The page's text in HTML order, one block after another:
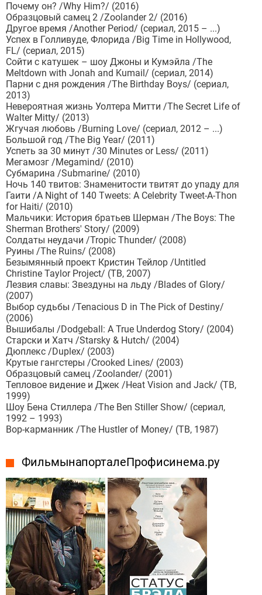
Почему он? /Why Him?/ (2016)
Образцовый самец 2 /Zoolander 2/ (2016)
Другое время /Another Period/ (сериал, 2015 – ...)
Успех в Голливуде, Флорида /Big Time in Hollywood,
FL/ (сериал, 2015)
Сойти с катушек – шоу Джоны и Кумэйла /The
Meltdown with Jonah and Kumail/ (сериал, 2014)
Парни с дня рождения /The Birthday Boys/ (сериал,
2013)
Невероятная жизнь Уолтера Митти /The Secret Life of
Walter Mitty/ (2013)
Жгучая любовь /Burning Love/ (сериал, 2012 – ...)
Большой год /The Big Year/ (2011)
Успеть за 30 минут /30 Minutes or Less/ (2011)
Мегамозг /Megamind/ (2010)
Субмарина /Submarine/ (2010)
Ночь 140 твитов: Знаменитости твитят до упаду для
Гаити /A Night of 140 Tweets: A Celebrity Tweet-A-Thon
for Haiti/ (2010)
Мальчики: История братьев Шерман /The Boys: The
Sherman Brothers' Story/ (2009)
Солдаты неудачи /Tropic Thunder/ (2008)
Руины /The Ruins/ (2008)
Безымянный проект Кристин Тейлор /Untitled
Christine Taylor Project/ (ТВ, 2007)
Лезвия славы: Звездуны на льду /Blades of Glory/
(2007)
Выбор судьбы /Tenacious D in The Pick of Destiny/
(2006)
Вышибалы /Dodgeball: A True Underdog Story/ (2004)
Старски и Хатч /Starsky & Hutch/ (2004)
Дюплекс /Duplex/ (2003)
Крутые гангстеры /Crooked Lines/ (2003)
Образцовый самец /Zoolander/ (2001)
Тепловое видение и Джек /Heat Vision and Jack/ (ТВ,
1999)
Шоу Бена Стиллера /The Ben Stiller Show/ (сериал,
1992 – 1993)
Вор-карманник /The Hustler of Money/ (ТВ, 1987)
Фильмы на портале Профисинема.ру